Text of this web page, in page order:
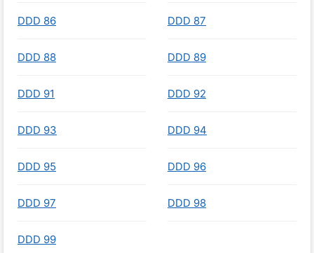
DDD 86 DDD 87
DDD 88 DDD 89
DDD 91 DDD 92
DDD 93 DDD 94
DDD 95 DDD 96
DDD 97 DDD 98
DDD 99